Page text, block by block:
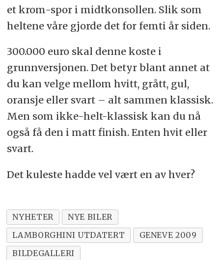
et krom-spor i midtkonsollen. Slik som
heltene våre gjorde det for femti år siden.
300.000 euro skal denne koste i
grunnversjonen. Det betyr blant annet at
du kan velge mellom hvitt, grått, gul,
oransje eller svart – alt sammen klassisk.
Men som ikke-helt-klassisk kan du nå
også få den i matt finish. Enten hvit eller
svart.
Det kuleste hadde vel vært en av hver?
NYHETER
NYE BILER
LAMBORGHINI UTDATERT
GENEVE 2009
BILDEGALLERI